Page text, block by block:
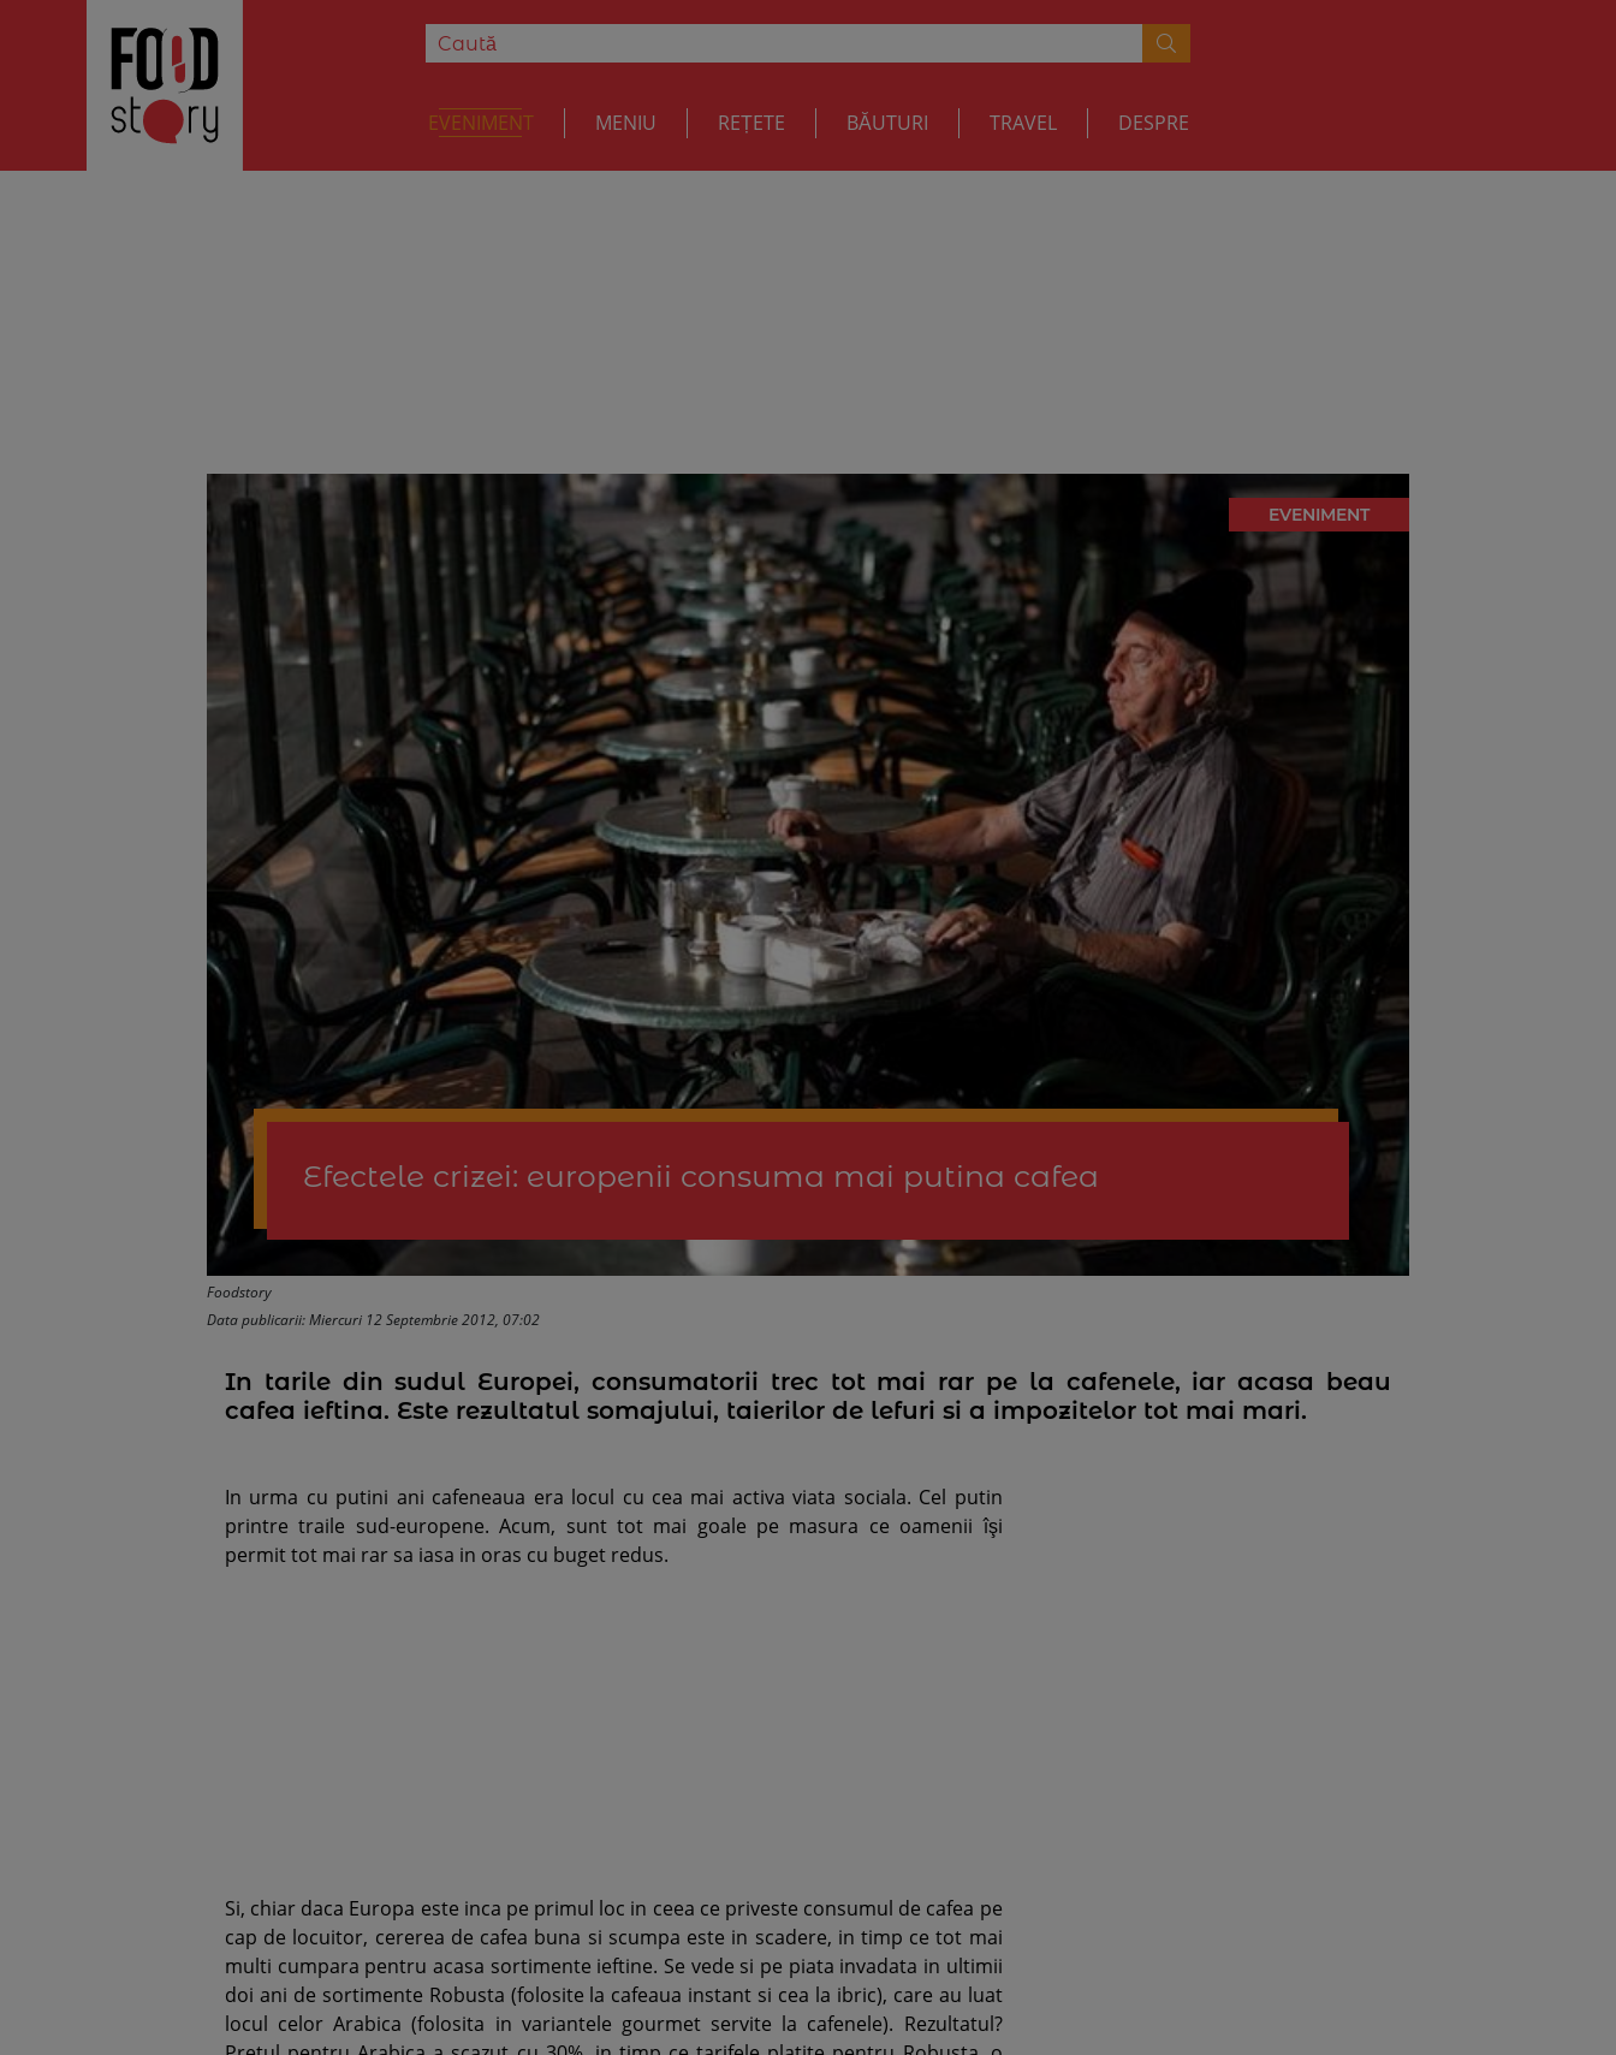
EVENIMENT MENIU REȚETE BĂUTURI TRAVEL DESPRE
EVENIMENT
Efectele crizei: europenii consuma mai putina cafea
Foodstory
Data publicarii: Miercuri 12 Septembrie 2012, 07:02
In tarile din sudul Europei, consumatorii trec tot mai rar pe la cafenele, iar acasa beau
cafea ieftina. Este rezultatul somajului, taierilor de lefuri si a impozitelor tot mai mari.
In urma cu putini ani cafeneaua era locul cu cea mai activa viata sociala. Cel putin
printre traile sud-europene. Acum, sunt tot mai goale pe masura ce oamenii îşi
permit tot mai rar sa iasa in oras cu buget redus.
Si, chiar daca Europa este inca pe primul loc in ceea ce priveste consumul de cafea pe
cap de locuitor, cererea de cafea buna si scumpa este in scadere, in timp ce tot mai
multi cumpara pentru acasa sortimente ieftine. Se vede si pe piata invadata in ultimii
doi ani de sortimente Robusta (folosite la cafeaua instant si cea la ibric), care au luat
locul celor Arabica (folosita in variantele gourmet servite la cafenele). Rezultatul?